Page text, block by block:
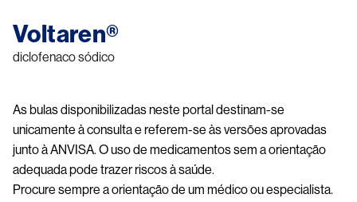
Voltaren®
diclofenaco sódico
As bulas disponibilizadas neste portal destinam-se
unicamente à consulta e referem-se às versões aprovadas
junto à ANVISA. O uso de medicamentos sem a orientação
adequada pode trazer riscos à saúde.
Procure sempre a orientação de um médico ou especialista.